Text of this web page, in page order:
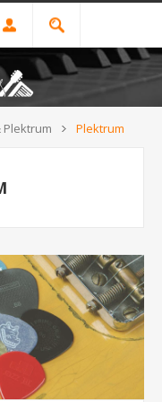
Plektrum Plektrum